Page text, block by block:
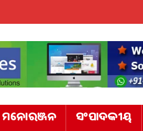
ମନୋରଞ୍ଜନ ସଂପାଦକୀୟ